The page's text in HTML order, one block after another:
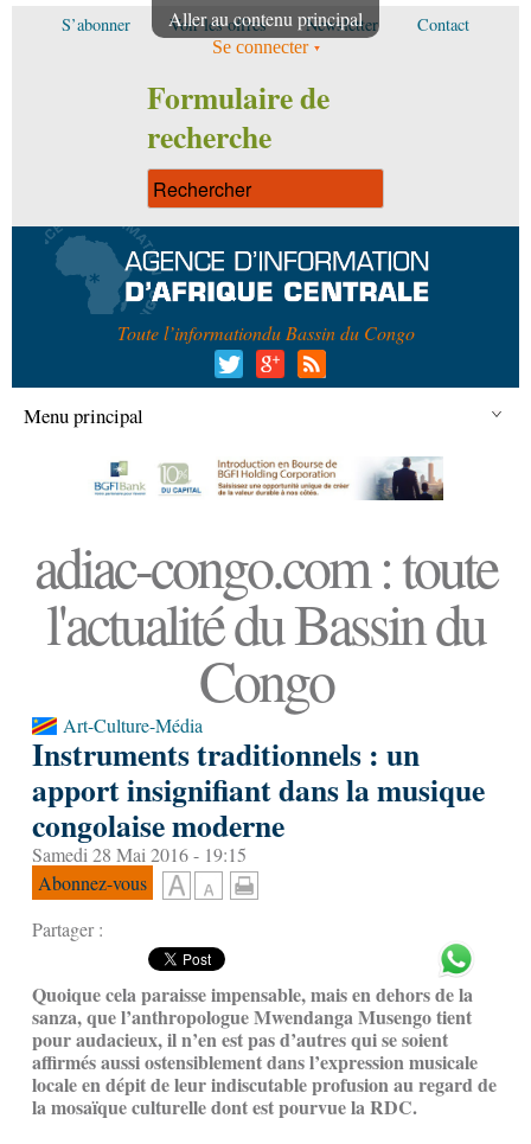
Aller au contenu principal
S’abonner Voir les offres Newsletter Contact
Se connecter
Formulaire de
recherche
Toute l’informationdu Bassin du Congo
Menu principal
adiac-congo.com : toute
l'actualité du Bassin du
Congo
Art-Culture-Média
Instruments traditionnels : un
apport insignifiant dans la musique
congolaise moderne
Samedi 28 Mai 2016 - 19:15
Abonnez-vous
Partager :
Quoique cela paraisse impensable, mais en dehors de la
sanza, que l’anthropologue Mwendanga Musengo tient
pour audacieux, il n’en est pas d’autres qui se soient
affirmés aussi ostensiblement dans l’expression musicale
locale en dépit de leur indiscutable profusion au regard de
la mosaïque culturelle dont est pourvue la RDC.